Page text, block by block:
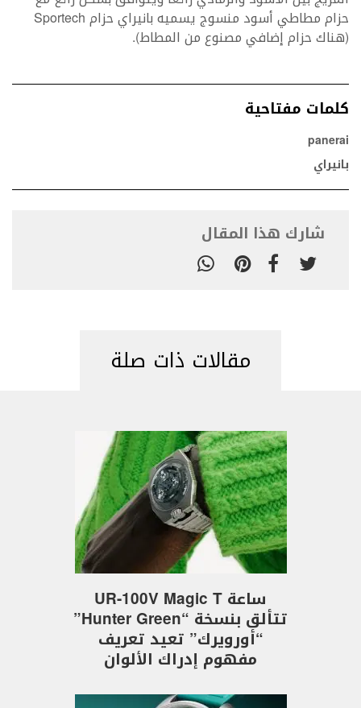
حزام مطاطي أسود منسوج يسميه بانيراي حزام Sportech
(هناك حزام إضافي مصنوع من المطاط).
كلمات مفتاحية
panerai
بانيراي
شارك هذا المقال
مقالات ذات صلة
ساعة UR-100V Magic T
تتألق بنسخة “Hunter Green”
“أورويرك” تعيد تعريف
مفهوم إدراك الألوان